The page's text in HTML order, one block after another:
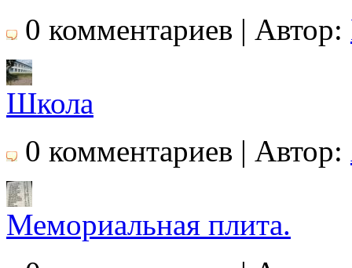
0 комментариев | Автор:
Школа
0 комментариев | Автор:
Мемориальная плита.